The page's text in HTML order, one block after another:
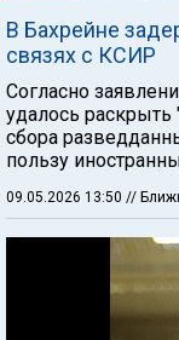
В Бахрейне
связях с КСИР
Согласно
удалось
сбора
пользу
09.05.2026 13:50 //